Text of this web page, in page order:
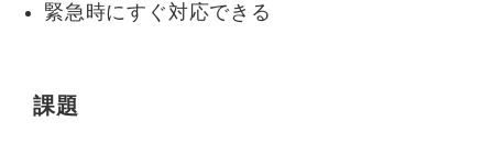
緊急時にすぐ対応できる
課題